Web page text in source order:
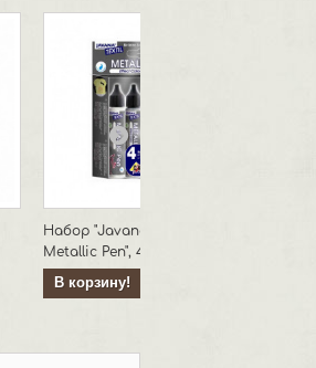
Набор "Javana Textil
Metallic Pen", 4...
В корзину!